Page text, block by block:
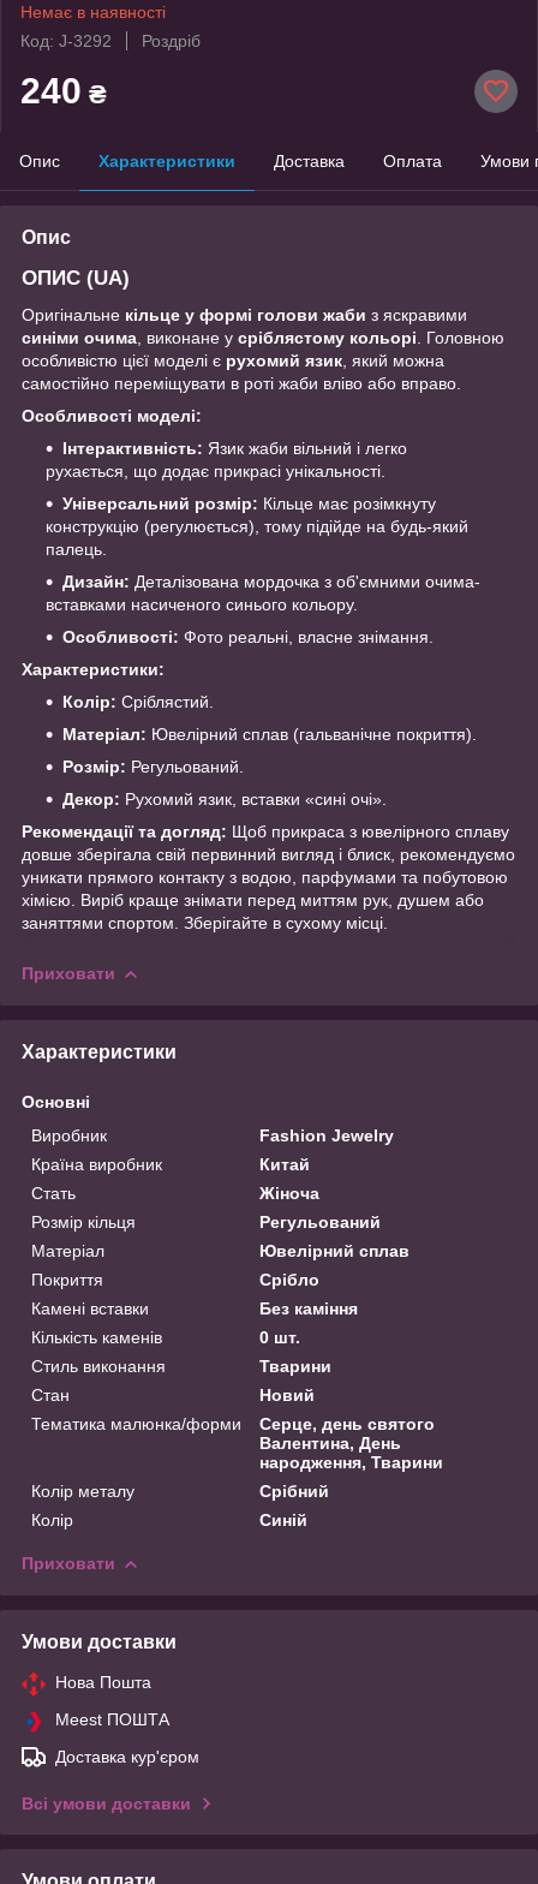
Немає в наявності
Код: J-3292
Роздріб
240 ₴
Опис Характеристики Доставка Оплата Умови
Опис
ОПИС (UA)
Оригінальне кільце у формі голови жаби з яскравими
синіми очима , виконане у сріблястому кольорі . Головною
особливістю цієї моделі є рухомий язик , який можна
самостійно переміщувати в роті жаби вліво або вправо.
Особливості моделі:
Інтерактивність: Язик жаби вільний і легко
рухається, що додає прикрасі унікальності.
Універсальний розмір: Кільце має розімкнуту
конструкцію (регулюється), тому підійде на будь-який
палець.
Дизайн: Деталізована мордочка з об'ємними очима-
вставками насиченого синього кольору.
Особливості: Фото реальні, власне знімання.
Характеристики:
Колір: Сріблястий.
Матеріал: Ювелірний сплав (гальванічне покриття).
Розмір: Регульований.
Декор: Рухомий язик, вставки «сині очі».
Рекомендації та догляд: Щоб прикраса з ювелірного сплаву
довше зберігала свій первинний вигляд і блиск, рекомендуємо
уникати прямого контакту з водою, парфумами та побутовою
хімією. Виріб краще знімати перед миттям рук, душем або
заняттями спортом. Зберігайте в сухому місці.
Приховати
Характеристики
Основні
Виробник
Fashion Jewelry
Країна виробник
Китай
Стать
Жіноча
Розмір кільця
Регульований
Матеріал
Ювелірний сплав
Покриття
Срібло
Камені вставки
Без каміння
Кількість каменів
0 шт.
Стиль виконання
Тварини
Стан
Новий
Тематика малюнка/форми
Серце, день святого
Валентина, День
народження, Тварини
Колір металу
Срібний
Колір
Синій
Приховати
Умови доставки
Нова Пошта
Meest ПОШТА
Доставка кур'єром
Всі умови доставки